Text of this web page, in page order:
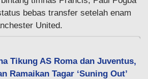
bebas transfer setelah enam
United.
Tikung AS Roma dan Juventus,
Ramaikan Tagar ‘Suning Out’